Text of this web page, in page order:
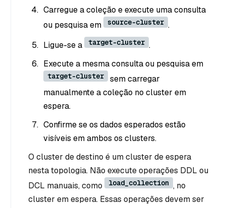
Carregue a coleção e execute uma consulta
ou pesquisa em
source-cluster .
Ligue-se a
target-cluster .
Execute a mesma consulta ou pesquisa em
target-cluster
sem carregar
manualmente a coleção no cluster em
espera.
Confirme se os dados esperados estão
visíveis em ambos os clusters.
O cluster de destino é um cluster de espera
nesta topologia. Não execute operações DDL ou
DCL manuais, como
load_collection , no
cluster em espera. Essas operações devem ser